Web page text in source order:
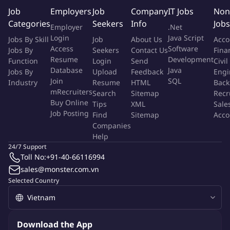
verantwoordelijk voor een breed HR-pakket en speelt een
actieve rol in het verder professionaliseren van de organisatie.
Concreet houd je je bezig met:
Adviseren en ondersteunen van leidinggevenden bij
personele, organisatorische en arbeidsrechtelijke
vraagstukken.
Begeleiden van complexe casuïstiek op het gebied van
verzuim, functioneren, ontwikkeling en uitstroom.
Signaleren van HR-risico's en vertalen van HR-beleid naar
pragmatische oplossingen die passen bij de dynamiek van
de operatie.
Ondersteunen van leidinggevenden bij
leiderschapsvraagstukken.
van de organisatie op thema's als talentontwikkeling,
Job
Categories
Jobs By Skill
Jobs By
Function
Jobs By
Industry
Employers
Employer
Login
Access
Resume
Database
Join
mRecruiters
Buy Online
Job Posting
Job
Seekers
Job
Seekers
Login
Upload
Resume
Search
Tips
Find
Companies
Help
Company
Info
About Us
Contact Us
Send
Feedback
HTML
Sitemap
XML
Sitemap
IT Jobs
.Net
Java Script
Software
Development
Java
SQL
Jobs
Civil
Selected Country
24/7 Support
Toll No:+91-40-66116994
sales@monster.com.vn
Download the App